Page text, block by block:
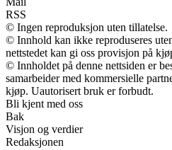
RSS
© Ingen reproduksjon uten tillatelse.
© Innhold kan ikke reproduseres
nettstedet kan gi oss provisjon på
© Innholdet på denne nettsiden er
samarbeider med kommersielle
kjøp. Uautorisert bruk er forbudt.
Bli kjent med oss
Bak
Visjon og verdier
Redaksjonen